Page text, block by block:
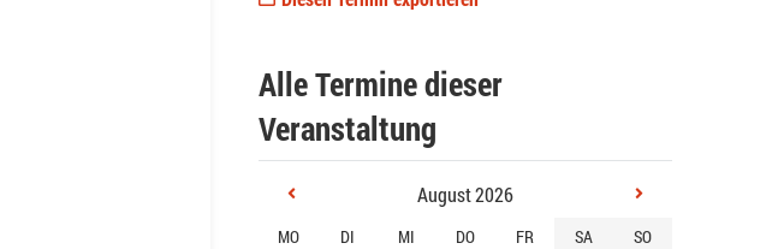
Alle Termine dieser
Veranstaltung
August 2026
MO DI MI DO FR SA
SO